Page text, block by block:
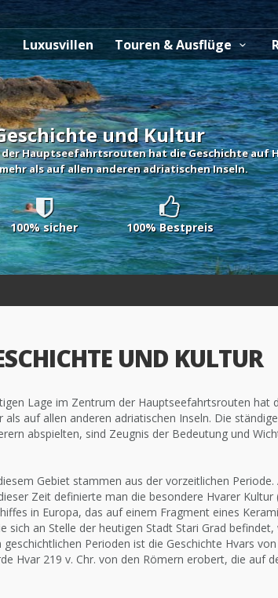
Luxusvillen Touren & Ausflüge
und Kultur
Hauptseefahrtsrouten hat die Geschichte auf
als auf allen anderen adriatischen Inseln.
100% sicher 100% Bestpreis
UND KULTUR
Lage im Zentrum der Hauptseefahrtsrouten hat
auf allen anderen adriatischen Inseln. Die
abspielten, sind Zeugnis der Bedeutung und
Gebiet stammen aus der vorzeitlichen
Zeit definierte man die besondere Hvarer
in Europa, das auf einem Fragment eines
sich an Stelle der heutigen Stadt Stari Grad
Perioden ist die Geschichte Hvars
Hvar 219 v. Chr. von den Römern erobert, die auf